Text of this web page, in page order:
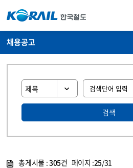
채용공고
검색
총게시물 :305건 페이지 :25/31